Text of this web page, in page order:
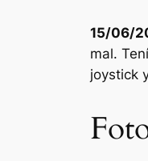
15/06/
mal.
joystick